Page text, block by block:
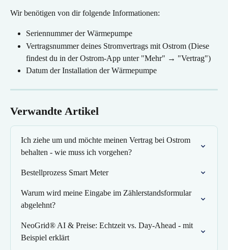
Wir benötigen von dir folgende Informationen:
Seriennummer der Wärmepumpe
Vertragsnummer deines Stromvertrags mit Ostrom (Diese
findest du in der Ostrom-App unter "Mehr" → "Vertrag")
Datum der Installation der Wärmepumpe
Verwandte Artikel
Ich ziehe um und möchte meinen Vertrag bei Ostrom
behalten - wie muss ich vorgehen?
Bestellprozess Smart Meter
Warum wird meine Eingabe im Zählerstandsformular
abgelehnt?
NeoGrid® AI & Preise: Echtzeit vs. Day‑Ahead - mit
Beispiel erklärt